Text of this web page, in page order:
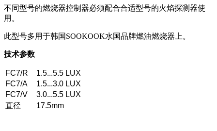
不同型号的燃烧器控制器必须配合合适型号的火焰探测器使
用。
此型号多用于韩国SOOKOOK水国品牌燃油燃烧器上。
技术参数
FC7/R
1.5...5.5 LUX
FC7/A
1.5...3.0 LUX
FC7/V
3.0...5.5 LUX
直径
17.5mm